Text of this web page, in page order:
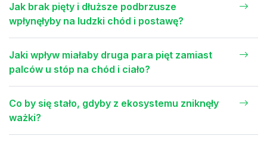
Jak brak pięty i dłuższe podbrzusze
wpłynęłyby na ludzki chód i postawę?
Jaki wpływ miałaby druga para pięt zamiast
palców u stóp na chód i ciało?
Co by się stało, gdyby z ekosystemu zniknęły
ważki?